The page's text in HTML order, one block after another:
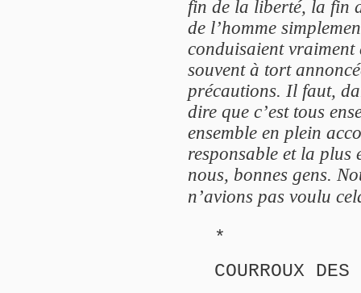
fin de la liberté, la fin
de l’homme
conduisaient vraiment
souvent à tort
précautions. Il faut,
dire que c’est tous
ensemble en plein
responsable et la plus
nous, bonnes gens.
n’avions pas voulu
*
COURROUX DES